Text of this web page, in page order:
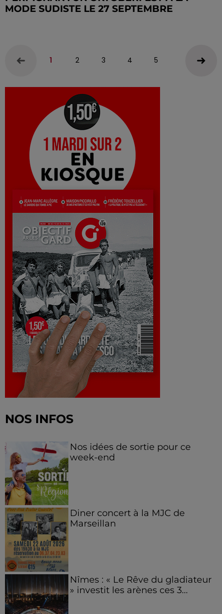
MODE SUDISTE LE 27 SEPTEMBRE
1 2 3 4 5
NOS INFOS
Nos idées de sortie pour ce
week-end
Diner concert à la MJC de
Marseillan
Nîmes : « Le Rêve du gladiateur
» investit les arènes ces 3...